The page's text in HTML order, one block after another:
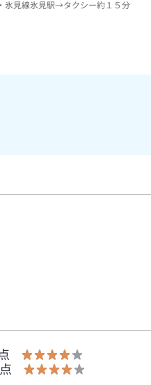
氷見線氷見駅→タクシー約１５分
点